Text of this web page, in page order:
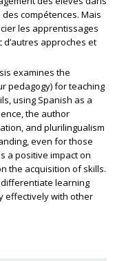
compétences. Mais
les apprentissages
approches et
examines the
pedagogy) for teaching
using Spanish as a
the author
and plurilingualism
even for those
a positive impact on
the acquisition of skills.
learning
effectively with other